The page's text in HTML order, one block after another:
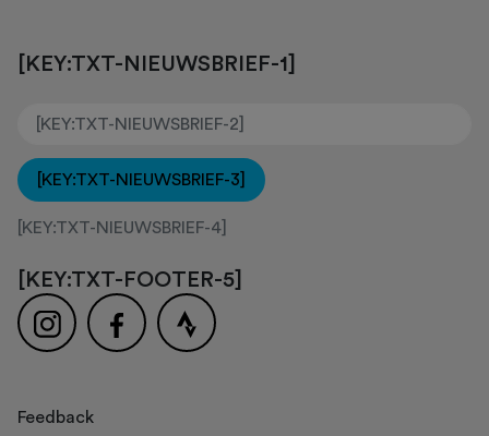
[KEY:TXT-NIEUWSBRIEF-1]
[KEY:TXT-NIEUWSBRIEF-3]
[KEY:TXT-NIEUWSBRIEF-4]
[KEY:TXT-FOOTER-5]
Feedback